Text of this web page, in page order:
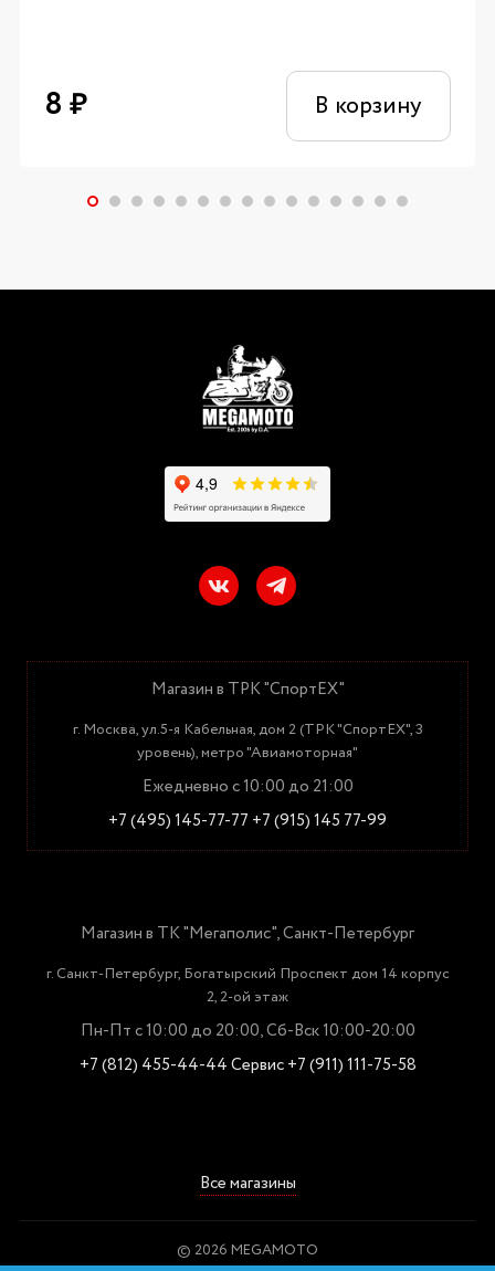
8 ₽ В корзину
Магазин в ТРК "СпортЕХ"
г. Москва, ул.5-я Кабельная, дом 2 (ТРК "СпортЕХ", 3
уровень), метро "Авиамоторная"
Ежедневно с 10:00 до 21:00
+7 (495) 145-77-77 +7 (915) 145 77-99
Магазин в ТК "Мегаполис", Санкт-Петербург
г. Санкт-Петербург, Богатырский Проспект дом 14 корпус
2, 2-ой этаж
Пн-Пт с 10:00 до 20:00, Сб-Вск 10:00-20:00
+7 (812) 455-44-44Сервис +7 (911) 111-75-58
Все магазины
© 2026 MEGAMOTO